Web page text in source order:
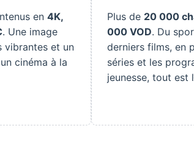
en 4K,
. Une image
vibrantes et un
cinéma à la
Plus de 20 000
000 VOD. Du
derniers films, en
séries et les
jeunesse, tout est